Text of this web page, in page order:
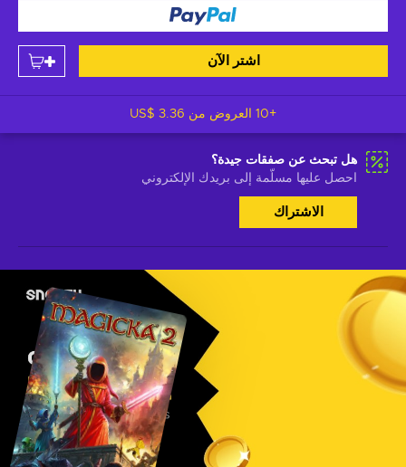
اشتر الآن
+10 العروض من US$ 3.36
هل تبحث عن صفقات جيدة؟
احصل عليها مسلّمة إلى بريدك الإلكتروني
الاشتراك